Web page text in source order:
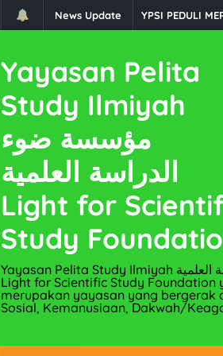
News Update Penaikan Kelas
YPSI PEDULI
Berbagi Kurma
Bantuan
44 KK
YPSI PEDULI
PENTAS
Madrasah
Yayasan Pelita
Study Ilmiyah
مؤسسة ضوء
الدراسة العلمية
Light for
Study
Yayasan Pelita Study Ilmiyah مؤسسة ضوء الدراسة العلمية
Light for Scientific Study Foundation
merupakan yayasan yang bergerak
Sosial, Kemanusiaan, Dakwah/